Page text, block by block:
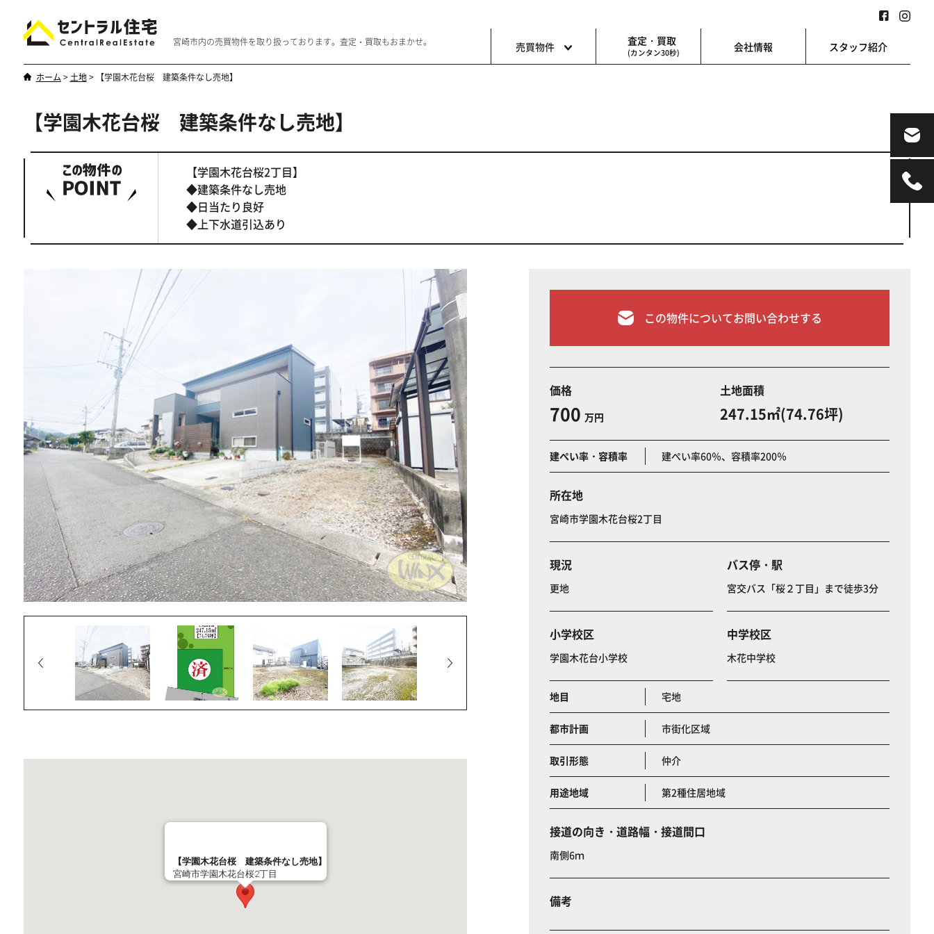
宮崎市内の売買物件を取り扱っております。査定・買取もおまかせ。 売買物件 査定・買取
(カンタン30秒) 会社情報 スタッフ紹介
やはり一戸建てが一番
ホーム > 土地> 【学園木花台桜 建築条件なし売地】
【学園木花台桜 建築条件なし売地】
【学園木花台桜2丁目】
◆建築条件なし売地
◆日当たり良好
◆上下水道引込あり
【学園木花台桜 建築条件なし売地】
宮崎市学園木花台桜2丁目
この物件についてお問い合わせする
価格
700 万円
土地面積
247.15㎡(74.76坪)
建ぺい率・容積率 建ぺい率60％、容積率200％
所在地
宮崎市学園木花台桜2丁目
現況
更地
バス停・駅
宮交バス「桜２丁目」まで徒歩3分
小学校区
学園木花台小学校
中学校区
木花中学校
地目 宅地
都市計画 市街化区域
取引形態 仲介
用途地域 第2種住居地域
接道の向き・道路幅・接道間口
南側6ｍ
備考